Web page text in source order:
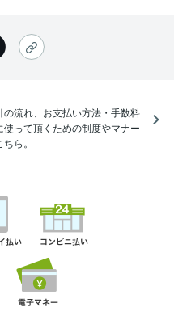
流れ、お支払い方法・手数料
って頂くための制度やマナー
ら。